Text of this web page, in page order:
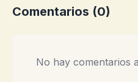
Comentarios (0)
No hay comentarios